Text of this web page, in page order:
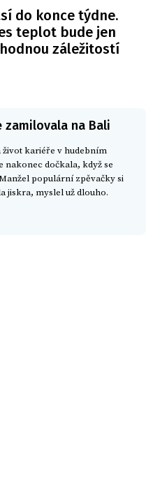
do konce týdne.
teplot bude jen
záležitostí
zamilovala na Bali
kariéře v hudebním
nakonec dočkala, když se
populární zpěvačky si
jiskra, myslel už dlouho.